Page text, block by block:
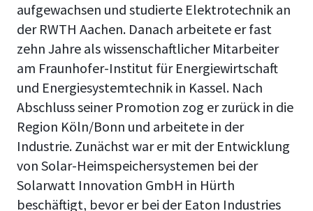
aufgewachsen und studierte Elektrotechnik an
der RWTH Aachen. Danach arbeitete er fast
zehn Jahre als wissenschaftlicher Mitarbeiter
am Fraunhofer-Institut für Energiewirtschaft
und Energiesystemtechnik in Kassel. Nach
Abschluss seiner Promotion zog er zurück in die
Region Köln/Bonn und arbeitete in der
Industrie. Zunächst war er mit der Entwicklung
von Solar-Heimspeichersystemen bei der
Solarwatt Innovation GmbH in Hürth
beschäftigt, bevor er bei der Eaton Industries